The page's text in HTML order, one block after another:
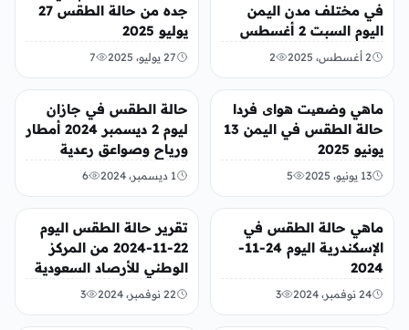
في مختلف مدن اليمن
اليوم السبت 2 أغسطس
2025
2 أغسطس، 2025 2
جده من حالة الطقس 27
يوليو 2025
27 يوليو، 2025 7
ماهي وضعیت هوای فردا
حالة الطقس في اليمن 13
يونيو 2025
13 يونيو، 2025 5
منوعات
حالة الطقس في جازان
ليوم 2 ديسمبر 2024 أمطار
ورياح وصواعق رعدية
1 ديسمبر، 2024 6
ماهي حالة الطقس في
الإسكندرية اليوم 24-11-
2024
24 نوفمبر، 2024 3
منوعات
تقرير حالة الطقس اليوم
22-11-2024 من المركز
الوطني للأرصاد السعودية
الرياض جدة مكة
22 نوفمبر، 2024 3